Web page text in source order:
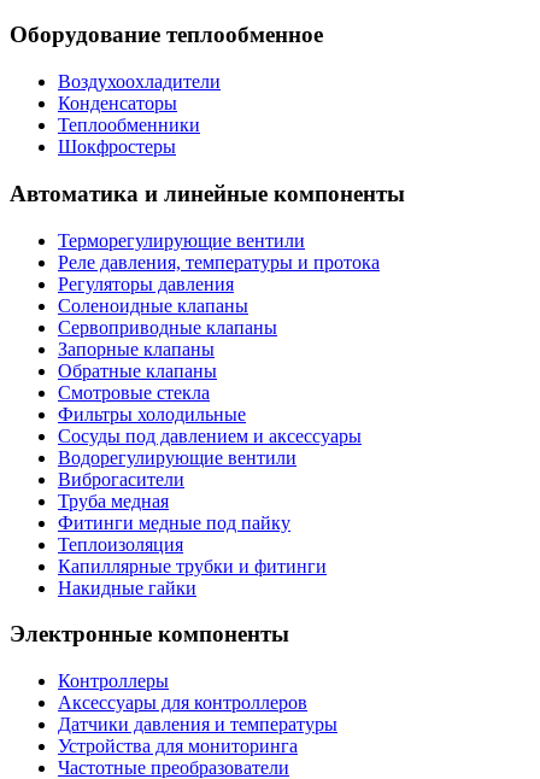
Оборудование теплообменное
Воздухоохладители
Конденсаторы
Теплообменники
Шокфростеры
Автоматика и линейные компоненты
Терморегулирующие вентили
Реле давления, температуры и протока
Регуляторы давления
Соленоидные клапаны
Сервоприводные клапаны
Запорные клапаны
Обратные клапаны
Смотровые стекла
Фильтры холодильные
Сосуды под давлением и аксессуары
Водорегулирующие вентили
Виброгасители
Труба медная
Фитинги медные под пайку
Теплоизоляция
Капиллярные трубки и фитинги
Накидные гайки
Электронные компоненты
Контроллеры
Аксессуары для контроллеров
Датчики давления и температуры
Устройства для мониторинга
Частотные преобразователи